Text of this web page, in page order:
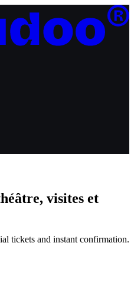
visites et
tickets and instant confirmation.